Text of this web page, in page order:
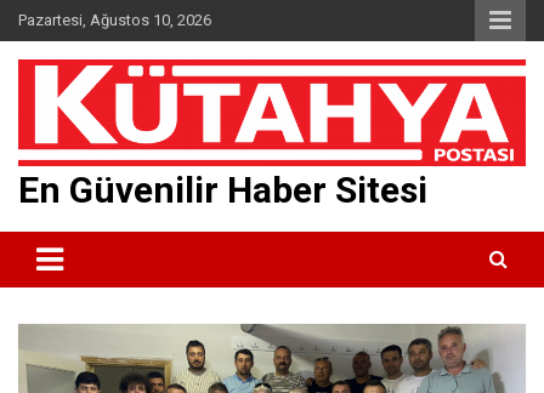
Skip
to
content
Pazartesi, Ağustos 10, 2026
En Güvenilir Haber Sitesi